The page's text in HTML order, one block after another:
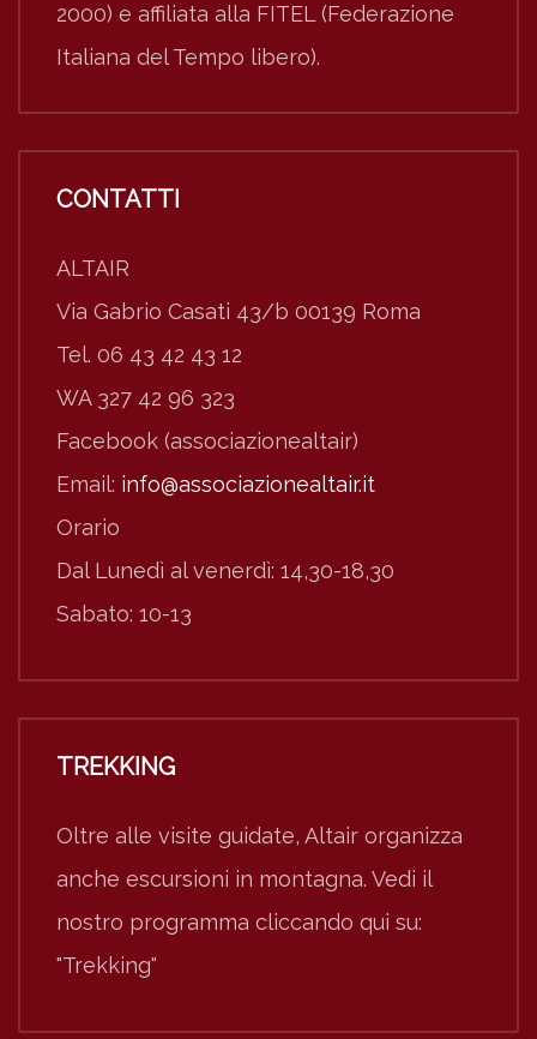
2000) e affiliata alla FITEL (Federazione
Italiana del Tempo libero).
CONTATTI
ALTAIR
Via Gabrio Casati 43/b 00139 Roma
Tel. 06 43 42 43 12
WA 327 42 96 323
Facebook (associazionealtair)
Email: info@associazionealtair.it
Orario
Dal Lunedì al venerdì: 14,30-18,30
Sabato: 10-13
TREKKING
Oltre alle visite guidate, Altair organizza
anche escursioni in montagna. Vedi il
nostro programma cliccando qui su:
"Trekking"